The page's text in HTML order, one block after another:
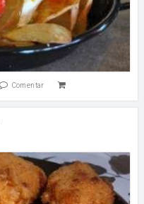
Comentar